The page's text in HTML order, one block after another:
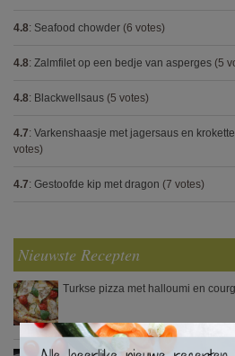
4.8: Seafood chowder (6 votes)
4.8: Zalmfilet op een bedje van asperges (5
4.8: Blackwellsaus (5 votes)
4.7: Varkenshaasje met jagersaus en
votes)
4.7: Gestoofde kip met dragon (7 votes)
Nieuwste Recepten
Turkse pizza met halloumi en